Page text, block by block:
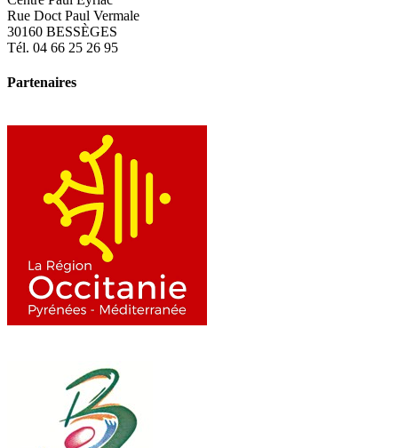
Rue Doct Paul Vermale
30160 BESSÈGES
Tél. 04 66 25 26 95
Partenaires